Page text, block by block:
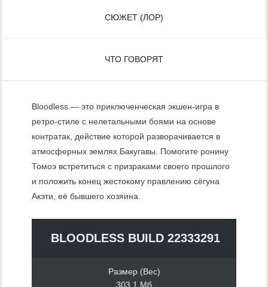
СЮЖЕТ (ЛОР)
ЧТО ГОВОРЯТ
Bloodless — это приключенческая экшен-игра в
ретро-стиле с нелетальными боями на основе
контратак, действие которой разворачивается в
атмосферных землях Бакугавы. Помогите ронину
Томоэ встретиться с призраками своего прошлого
и положить конец жестокому правлению сёгуна
Акэти, её бывшего хозяина.
BLOODLESS BUILD 22333291
Размер (Вес)
303.1 Мб